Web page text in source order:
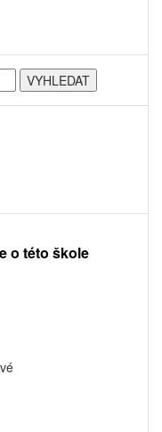
o této škole